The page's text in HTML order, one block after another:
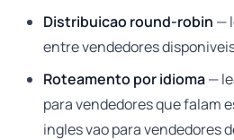
Distribuicao round-robin —
entre vendedores
Roteamento por idioma—
para vendedores que falam
ingles vao para vendedores